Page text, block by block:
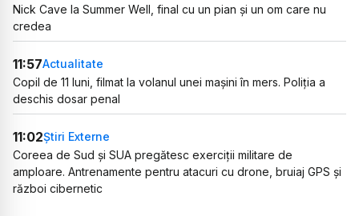
Nick Cave la Summer Well, final cu un pian și un om care nu
credea
11:57Actualitate
Copil de 11 luni, filmat la volanul unei mașini în mers. Poliția a
deschis dosar penal
11:02Știri Externe
Coreea de Sud și SUA pregătesc exerciții militare de
amploare. Antrenamente pentru atacuri cu drone, bruiaj GPS și
război cibernetic